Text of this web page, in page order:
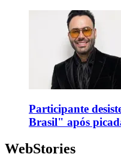
Participante
Brasil" após
WebStories